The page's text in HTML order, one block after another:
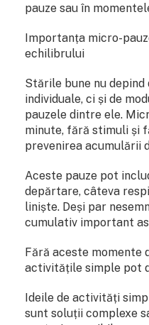
pauze sau în
Importanța micro-
echilibrului
Stările bune nu
individuale, ci și de
pauzele dintre ele.
minute, fără stimuli și
prevenirea acumulării
Aceste pauze pot
depărtare, câteva
liniște. Deși par
cumulativ important
Fără aceste momente
activitățile simple pot
Ideile de activități
sunt soluții complexe